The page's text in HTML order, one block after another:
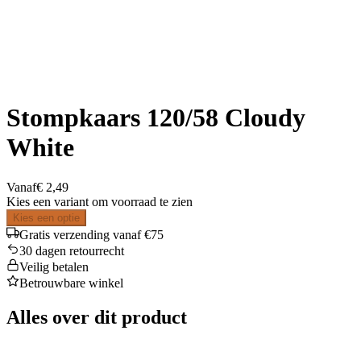
Stompkaars 120/58 Cloudy
White
Vanaf€ 2,49
Kies een variant om voorraad te zien
Kies een optie
Gratis verzending vanaf €75
30 dagen retourrecht
Veilig betalen
Betrouwbare winkel
Alles over dit product